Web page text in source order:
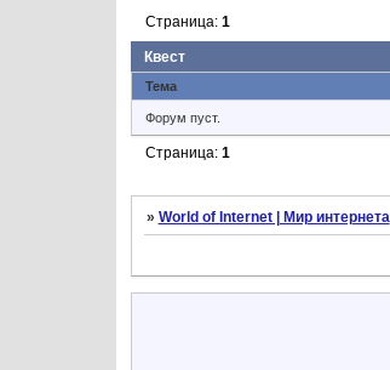
Квест
Страница: 1
Тема
Форум пуст.
Страница: 1
» World of Internet | Мир интернета